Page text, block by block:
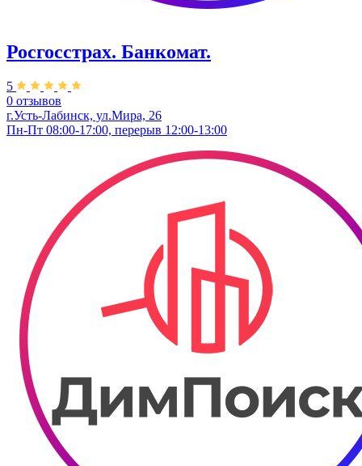
Росгосстрах. Банкомат.
5
0 отзывов
г.Усть-Лабинск, ул.​Мира, 26​
Пн-Пт 08:00-17:00, перерыв 12:00-13:00